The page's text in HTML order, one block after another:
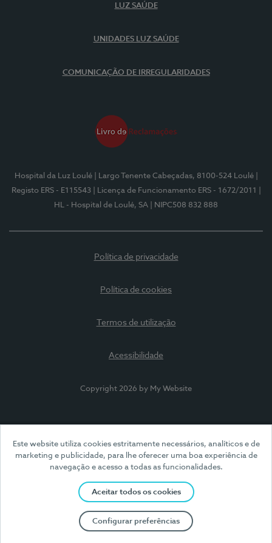
Este website utiliza cookies estritamente necessários, analíticos e de
marketing e publicidade, para lhe oferecer uma boa experiência de
navegação e acesso a todas as funcionalidades.
Aceitar todos os cookies
Configurar preferências
LUZ SAÚDE
UNIDADES LUZ SAÚDE
COMUNICAÇÃO DE IRREGULARIDADES
Hospital da Luz Loulé | Largo Tenente Cabeçadas, 8100-524 Loulé
Registo ERS - E115543
| Licença de Funcionamento ERS - 1672/2011
HL - Hospital de Loulé, SA
| NIPC508 832 888
Política de privacidade
Política de cookies
Termos de utilização
Acessibilidade
Copyright 2026 by My Website